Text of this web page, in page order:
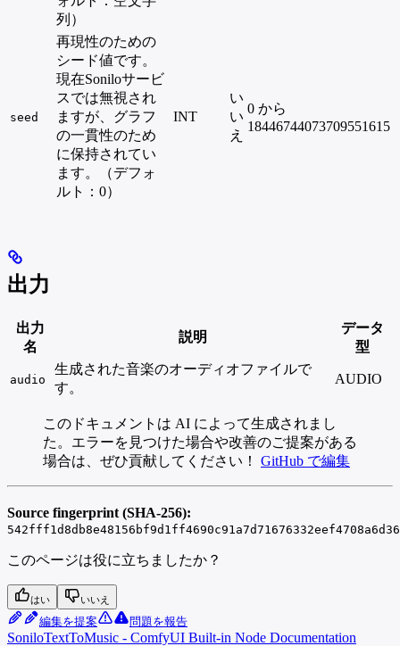
列）
seed
再現性のための
シード値です。
現在Soniloサービ
スでは無視され
ますが、グラフ
の一貫性のため
に保持されてい
ます。（デフォ
ルト：0）
INT
い
い
え
0 から
18446744073709551615
出力
出力
名
説明
データ
型
audio
生成された音楽のオーディオファイルで
す。
AUDIO
このドキュメントは AI によって生成されまし
た。エラーを見つけた場合や改善のご提案がある
場合は、ぜひ貢献してください！ GitHub で編集
Source fingerprint (SHA-256):
このページは役に立ちましたか？
はい いいえ
編集を提案 問題を報告
SoniloTextToMusic - ComfyUI Built-in Node Documentation